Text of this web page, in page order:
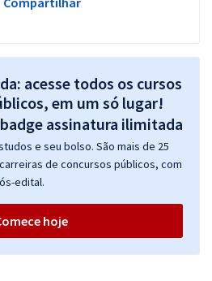
acesse todos os cursos
em um só lugar!
e seu bolso. São mais de 25
de concursos públicos, com
edital.
hoje